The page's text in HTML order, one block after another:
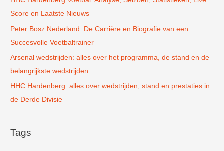
:Score en Laatste Nieuws
Peter Bosz Nederland: De Carrière en Biografie van een
Succesvolle Voetbaltrainer
Arsenal wedstrijden: alles over het programma, de stand en de
belangrijkste wedstrijden
HHC Hardenberg: alles over wedstrijden, stand en prestaties in
de Derde Divisie
Tags